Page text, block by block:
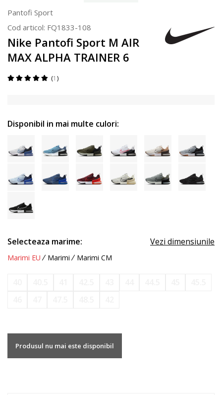
Pantofi Sport
Cod articol: FQ1833-108
Nike Pantofi Sport M AIR
MAX ALPHA TRAINER 6
1
Disponibil in mai multe culori:
Selecteaza marime: Vezi dimensiunile
Marimi EU Marimi Marimi CM
Produsul nu mai este disponibil